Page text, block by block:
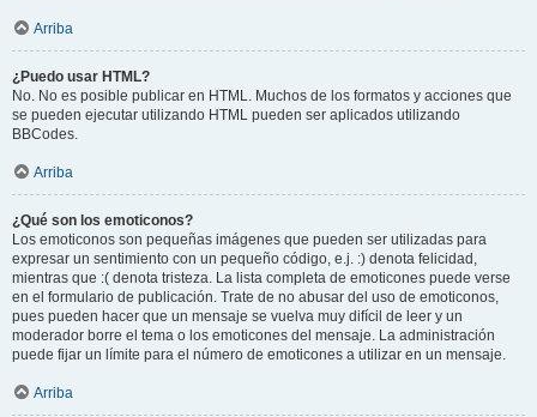
Arriba
¿Puedo usar HTML?
No. No es posible publicar en HTML. Muchos de los formatos y acciones que
se pueden ejecutar utilizando HTML pueden ser aplicados utilizando
BBCodes.
Arriba
¿Qué son los emoticonos?
Los emoticonos son pequeñas imágenes que pueden ser utilizadas para
expresar un sentimiento con un pequeño código, e.j. :) denota felicidad,
mientras que :( denota tristeza. La lista completa de emoticones puede verse
en el formulario de publicación. Trate de no abusar del uso de emoticonos,
pues pueden hacer que un mensaje se vuelva muy difícil de leer y un
moderador borre el tema o los emoticones del mensaje. La administración
puede fijar un límite para el número de emoticones a utilizar en un mensaje.
Arriba